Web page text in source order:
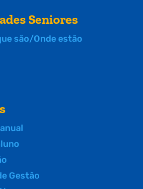
Seniores
são/Onde estão
Gestão